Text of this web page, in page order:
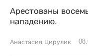
Арестованы
нападению.
Анастасия Цирулик